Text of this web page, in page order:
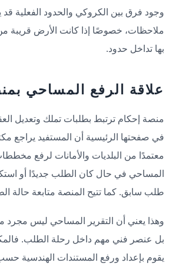
وجود فرق بين الكروكي والحدود الفعلية
ملاحظات، خصوصًا إذا كانت الأرض قريبة
بها تداخل حدود.
علاقة الرفع المساحي
منصة إحكام ترتبط بطلبات تملك وتعديل
في صفحتها الرئيسية أن المستفيد يراجع
معتمدًا من البلديات والأمانات لرفع
المساحي في حال كان الطلب جديدًا أو
طلب سابق. كما تتيح المنصة متابعة حالة
وهذا يعني أن التقرير المساحي ليس مجرد
بل عنصر فني مهم داخل رحلة الطلب.
يقوم بإعداد ورفع المستندات الهندسية